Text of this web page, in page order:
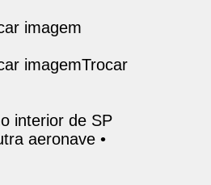
imagem
imagemTrocar
interior de SP
aeronave •